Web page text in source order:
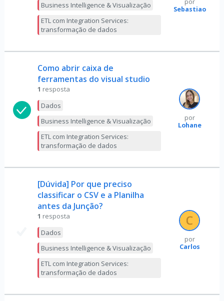
Business Intelligence & Visualização
ETL com Integration Services:
transformação de dados
Sebastiao
Como abrir caixa de
ferramentas do visual studio
1 resposta
Dados
Business Intelligence & Visualização
ETL com Integration Services:
transformação de dados
por
Lohane
[Dúvida] Por que preciso
classificar o CSV e a Planilha
antes da Junção?
1 resposta
Dados
Business Intelligence & Visualização
ETL com Integration Services:
transformação de dados
por
Carlos